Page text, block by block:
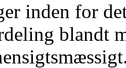
inden for
blandt